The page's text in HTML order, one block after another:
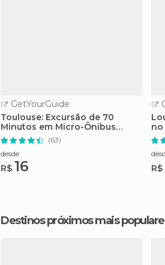
GetYourGuide
Toulouse: Excursão de 70
Minutos em Micro-Ônibus
Aberto
(63)
desde
R$ 16
no
R$
Destinos próximos mais